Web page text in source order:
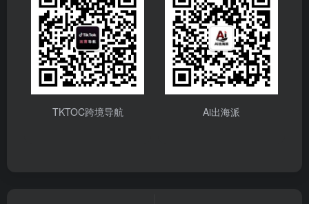
TKTOC跨境导航 Ai出海派